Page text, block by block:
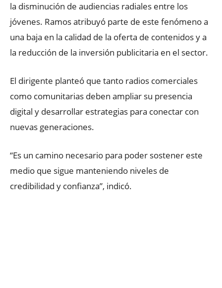
la disminución de audiencias radiales entre los
jóvenes. Ramos atribuyó parte de este fenómeno a
una baja en la calidad de la oferta de contenidos y a
la reducción de la inversión publicitaria en el sector.
El dirigente planteó que tanto radios comerciales
como comunitarias deben ampliar su presencia
digital y desarrollar estrategias para conectar con
nuevas generaciones.
“Es un camino necesario para poder sostener este
medio que sigue manteniendo niveles de
credibilidad y confianza”, indicó.